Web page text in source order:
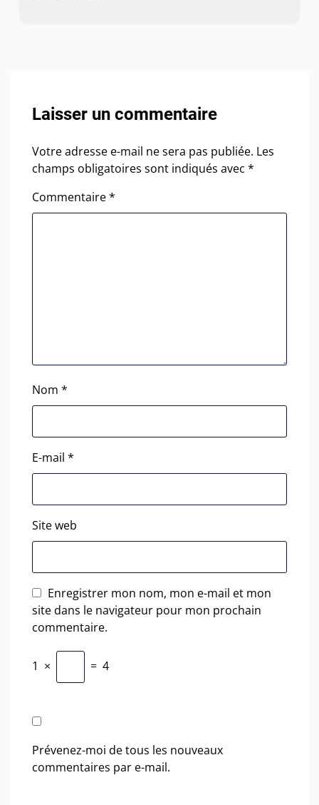
Laisser un commentaire
Votre adresse e-mail ne sera pas publiée. Les
champs obligatoires sont indiqués avec *
Commentaire*
Nom *
E-mail *
Site web
Enregistrer mon nom, mon e-mail et mon
site dans le navigateur pour mon prochain
commentaire.
1 × = 4
Prévenez-moi de tous les nouveaux
commentaires par e-mail.